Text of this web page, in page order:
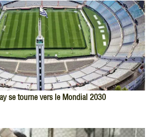
se tourne vers le Mondial 2030